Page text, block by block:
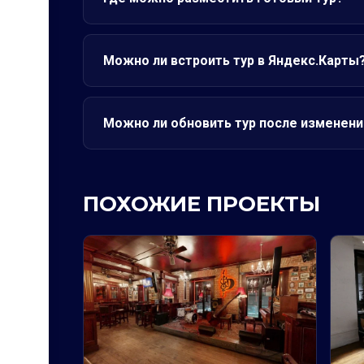
Можно ли встроить тур в
Можно ли обновить тур после
ПОХОЖИЕ ПРОЕКТЫ